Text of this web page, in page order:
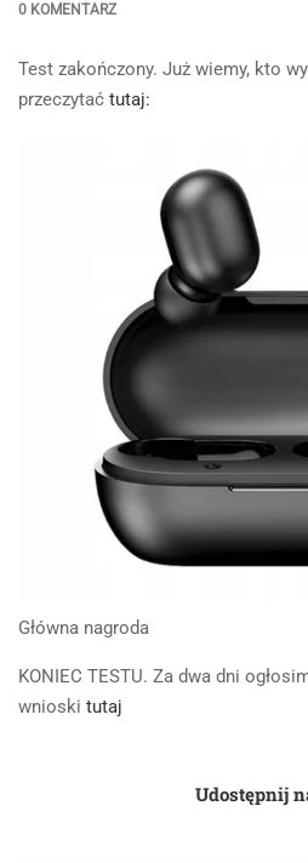
0 KOMENTARZ
Test zakończony. Już wiemy, kto
przeczytać tutaj:
Główna nagroda
KONIEC TESTU. Za dwa dni
wnioski tutaj
Udostępnij